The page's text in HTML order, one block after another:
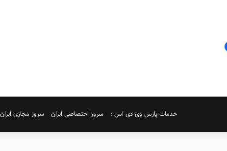
خدمات پارس وی دی اس : سرور اختصاصی ایران سرور مجازی ایران